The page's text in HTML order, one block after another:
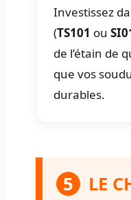
Investissez
(TS101 ou
de l’étain de
que vos
durables.
5
LE